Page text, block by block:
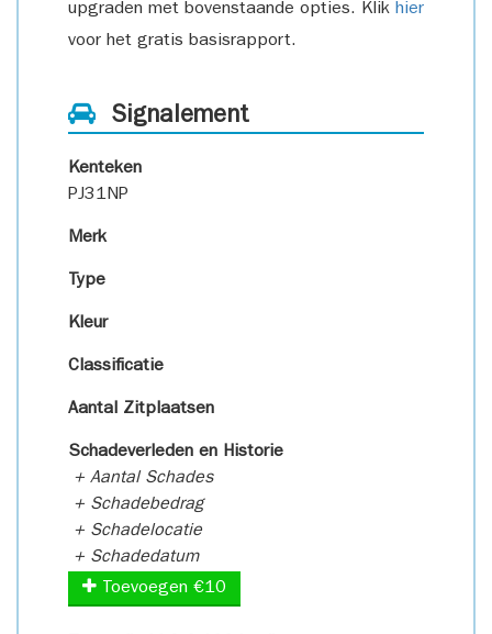
upgraden met bovenstaande opties. Klik hier
voor het gratis basisrapport.
Signalement
Kenteken
PJ31NP
Merk
Type
Kleur
Classificatie
Aantal Zitplaatsen
Schadeverleden en Historie
+ Aantal Schades
+ Schadebedrag
+ Schadelocatie
+ Schadedatum
Toevoegen €10